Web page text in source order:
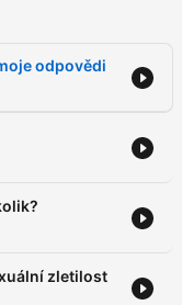
odpovědi
zletilost